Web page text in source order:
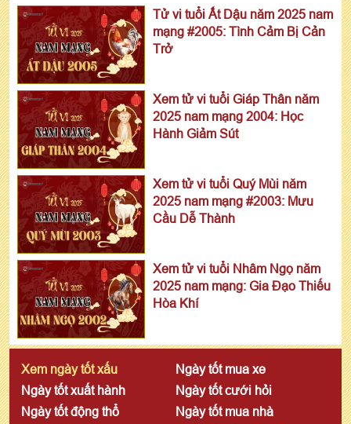
Tử vi tuổi Ất Dậu năm 2025 nam
mạng #2005: Tình Cảm Bị Cản
Trở
Xem tử vi tuổi Giáp Thân năm
2025 nam mạng 2004: Học
Hành Giảm Sút
Xem tử vi tuổi Quý Mùi năm
2025 nam mạng #2003: Mưu
Cầu Dễ Thành
Xem tử vi tuổi Nhâm Ngọ năm
2025 nam mạng: Gia Đạo Thiếu
Hòa Khí
Xem ngày tốt xấu
Ngày tốt mua xe
Ngày tốt xuất hành
Ngày tốt cưới hỏi
Ngày tốt động thổ
Ngày tốt mua nhà